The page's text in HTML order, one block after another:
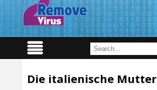
Die italienische Mutter